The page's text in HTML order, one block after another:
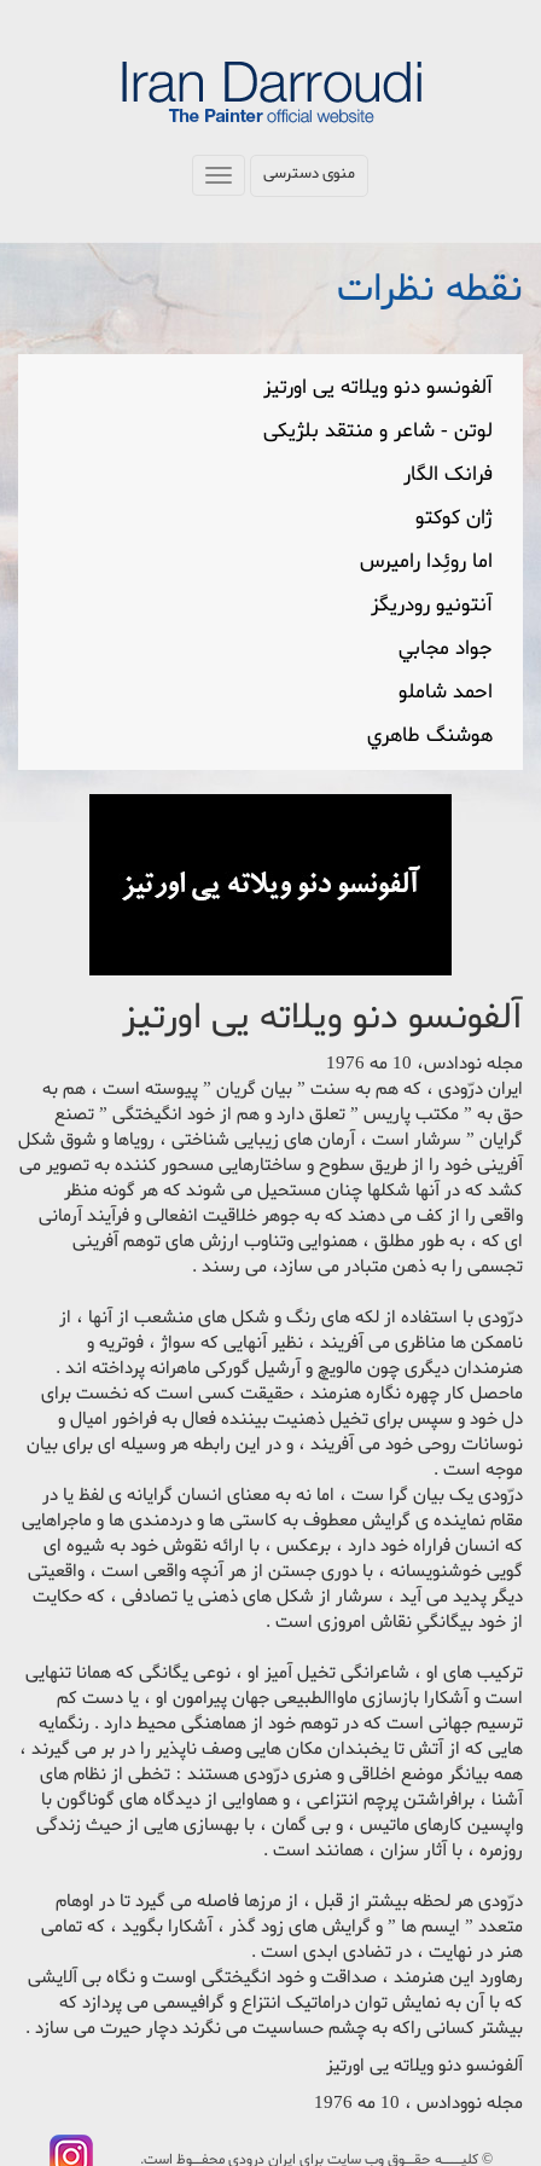
منوی دسترسی
Toggle
نقطه نظرات
آلفونسو دنو ویلاته یی اورتیز
لوتن - شاعر و منتقد بلژیکی
فرانک الگار
ژان كوكتو
اما روئِدا راميرس
آنتونیو رودریگز
جواد مجابي
احمد شاملو
هوشنگ طاهري
آلفونسو دنو ویلاته یی اورتیز
مجله نودادس، 10 مه 1976
ایران درّودی ، که هم به سنت ” بیان گریان ” پیوسته است ، هم به
حق به ” مکتب پاریس ” تعلق دارد و هم از خود انگیختگی ” تصنع
گرایان ” سرشار است ، آرمان های زیبایی شناختی ، رویاها و شوق شکل
آفرینی خود را از طریق سطوح و ساختارهایی مسحور کننده به تصویر می
کشد که در آنها شکلها چنان مستحیل می شوند که هر گونه منظر
واقعی را از کف می دهند که به جوهر خلاقیت انفعالی و فرآیند آرمانی
ای که ، به طور مطلق ، همنوایی وتناوب ارزش های توهم آفرینی
تجسمی را به ذهن متبادر می سازد، می رسند .
درّودی با استفاده از لکه های رنگ و شکل های منشعب از آنها ، از
ناممکن ها مناظری می آفریند ، نظیر آنهایی که سواژ ، فوتریه و
هنرمندان دیگری چون مالویچ و آرشیل گورکی ماهرانه پرداخته اند .
ماحصل کار چهره نگاره هنرمند ، حقیقت کسی است که نخست برای
دل خود و سپس برای تخیل ذهنیت بیننده فعال به فراخور امیال و
نوسانات روحی خود می آفریند ، و در این رابطه هر وسیله ای برای بیان
موجه است .
درّودی یک بیان گرا ست ، اما نه به معنای انسان گرایانه ی لفظ یا در
مقام نماینده ی گرایش معطوف به کاستی ها و دردمندی ها و ماجراهایی
که انسان فراراه خود دارد ، برعکس ، با ارائه نقوش خود به شیوه ای
گویی خوشنویسانه ، با دوری جستن از هر آنچه واقعی است ، واقعیتی
دیگر پدید می آید ، سرشار از شکل های ذهنی یا تصادفی ، که حکایت
از خود بیگانگیِ نقاش امروزی است .
ترکیب های او ، شاعرانگی تخیل آمیز او ، نوعی یگانگی که همانا تنهایی
است و آشکارا بازسازی ماواالطبیعی جهان پیرامون او ، یا دست کم
ترسیم جهانی است که در توهم خود از هماهنگی محیط دارد . رنگمایه
هایی که از آتش تا یخبندان مکان هایی وصف ناپذیر را در بر می گیرند ،
همه بیانگر موضع اخلاقی و هنری درّودی هستند : تخطی از نظام های
آشنا ، برافراشتن پرچم انتزاعی ، و هماوایی از دیدگاه های گوناگون با
واپسین کارهای ماتیس ، و بی گمان ، با بهسازی هایی از حیث زندگی
روزمره ، با آثار سزان ، همانند است .
درّودی هر لحظه بیشتر از قبل ، از مرزها فاصله می گیرد تا در اوهام
متعدد ” ایسم ها ” و گرایش های زود گذر ، آشکارا بگوید ، که تمامی
هنر در نهایت ، در تضادی ابدی است .
رهاورد این هنرمند ، صداقت و خود انگیختگی اوست و نگاه بی آلایشی
که با آن به نمایش توان دراماتیک انتزاع و گرافیسمی می پردازد که
بیشتر کسانی راکه به چشم حساسیت می نگرند دچار حیرت می سازد .
آلفونسو دنو ویلاته یی اورتیز
مجله نوودادس ، 10 مه 1976
© کليــــه حقــوق وب سايت برای ایران درودی محفــوظ است.